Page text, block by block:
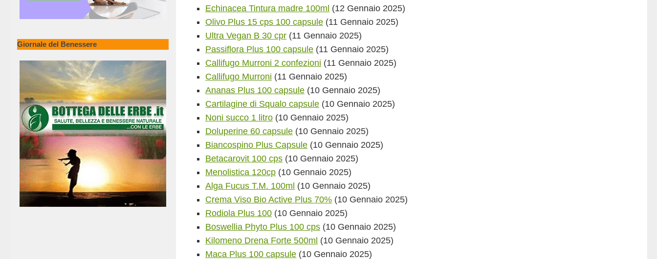
Echinacea Tintura madre 100ml (12 Gennaio 2025)
Olivo Plus 15 cps 100 capsule (11 Gennaio 2025)
Ultra Vegan B 30 cpr (11 Gennaio 2025)
Passiflora Plus 100 capsule (11 Gennaio 2025)
Callifugo Murroni 2 confezioni (11 Gennaio 2025)
Callifugo Murroni (11 Gennaio 2025)
Ananas Plus 100 capsule (10 Gennaio 2025)
Cartilagine di Squalo capsule (10 Gennaio 2025)
Noni succo 1 litro (10 Gennaio 2025)
Doluperine 60 capsule (10 Gennaio 2025)
Biancospino Plus Capsule (10 Gennaio 2025)
Betacarovit 100 cps (10 Gennaio 2025)
Menolistica 120cp (10 Gennaio 2025)
Alga Fucus T.M. 100ml (10 Gennaio 2025)
Crema Viso Bio Active Plus 70% (10 Gennaio 2025)
Rodiola Plus 100 (10 Gennaio 2025)
Boswellia Phyto Plus 100 cps (10 Gennaio 2025)
Kilomeno Drena Forte 500ml (10 Gennaio 2025)
Maca Plus 100 capsule (10 Gennaio 2025)
Giornale del Benessere